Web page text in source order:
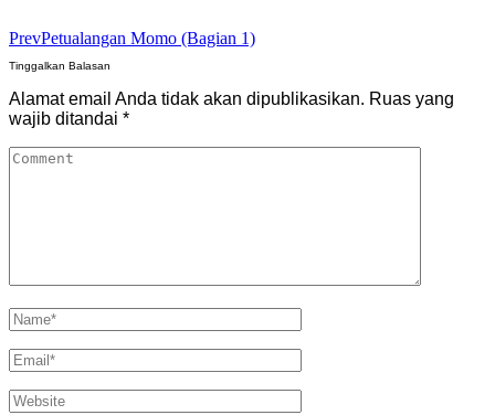
PrevPetualangan Momo (Bagian 1)
Tinggalkan Balasan
Alamat email Anda tidak akan dipublikasikan. Ruas yang
wajib ditandai *